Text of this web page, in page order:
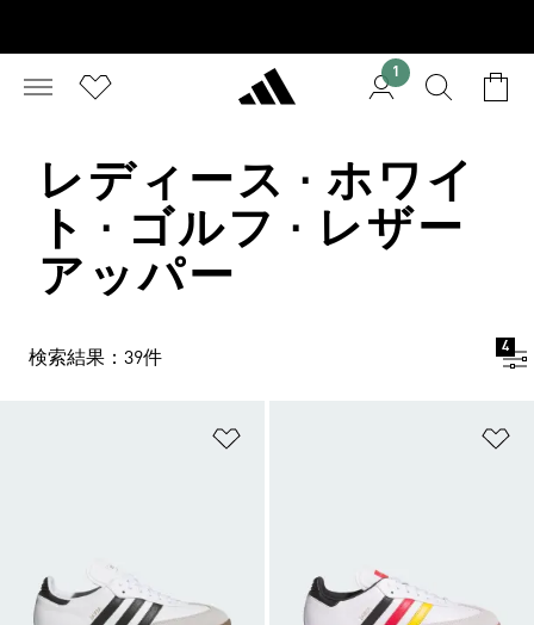
1
レディース · ホワイ
ト · ゴルフ · レザー
アッパー
検索結果：39件
4